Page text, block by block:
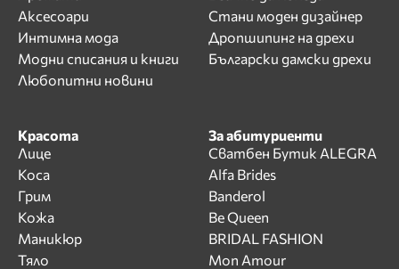
Аксесоари
Интимна мода
Модни списания и книги
Любопитни новини
Стани моден дизайнер
Дропшипинг на дрехи
Български дамски дрехи
Красота
Лице
Коса
Грим
Кожа
Маникюр
Тяло
За абитуриенти
Сватбен Бутик ALEGRA
Alfa Brides
Banderol
Be Queen
BRIDAL FASHION
Mon Amour